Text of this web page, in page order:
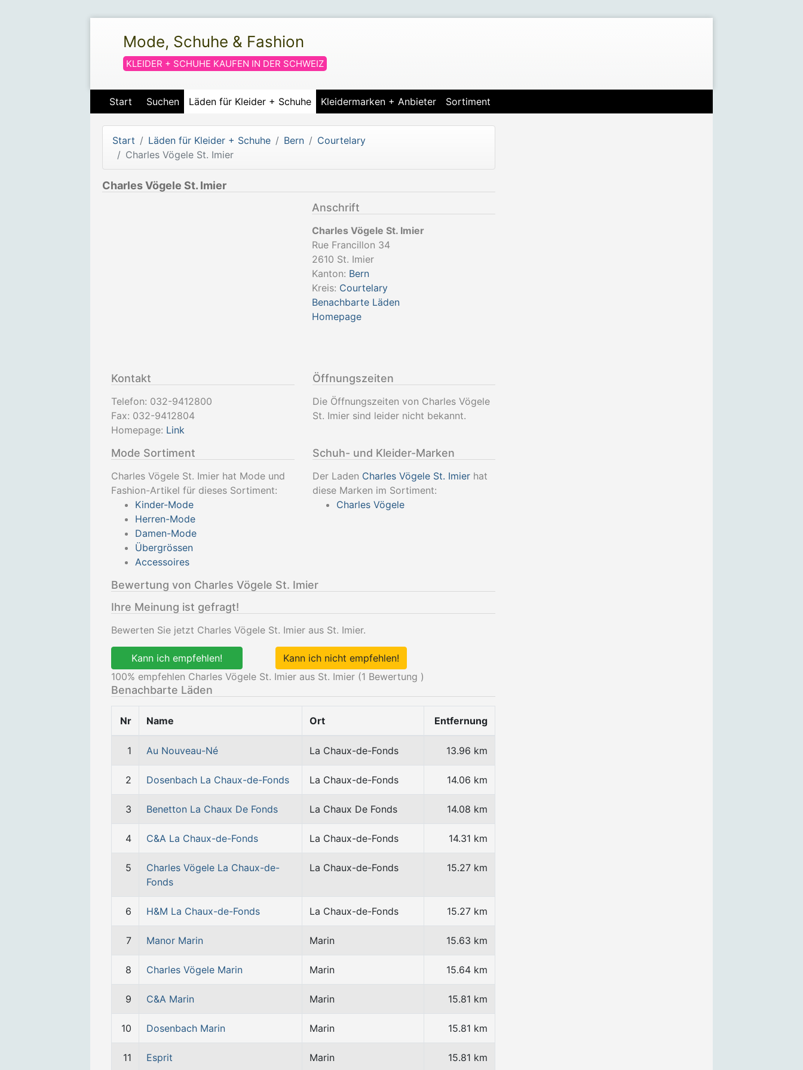
Mode, Schuhe & Fashion
KLEIDER + SCHUHE KAUFEN IN DER SCHWEIZ
Start Suchen Läden für Kleider + Schuhe Kleidermarken + Anbieter Sortiment
Start Läden für Kleider + Schuhe Bern
Courtelary
Charles Vögele St. Imier
Charles Vögele St. Imier
Anschrift
Charles Vögele St. Imier
Rue Francillon 34
2610 St. Imier
Kanton: Bern
Kreis: Courtelary
Benachbarte Läden
Homepage
Kontakt
Telefon: 032-9412800
Fax: 032-9412804
Homepage: Link
Öffnungszeiten
Die Öffnungszeiten von Charles Vögele
St. Imier sind leider nicht bekannt.
Mode Sortiment
Charles Vögele St. Imier hat Mode und
Fashion-Artikel für dieses Sortiment:
Kinder-Mode
Herren-Mode
Damen-Mode
Übergrössen
Accessoires
Schuh- und Kleider-Marken
Der Laden Charles Vögele St. Imierhat
diese Marken im Sortiment:
Charles Vögele
Bewertung von Charles Vögele St. Imier
Ihre Meinung ist gefragt!
Bewerten Sie jetzt Charles Vögele St. Imier aus St. Imier.
Kann ich empfehlen!
Kann ich nicht empfehlen!
100% empfehlen Charles Vögele St. Imier aus St. Imier (1 Bewertung )
Benachbarte Läden
Nr Name Ort Entfernung
1 Au Nouveau-Né La Chaux-de-Fonds 13.96 km
2 Dosenbach La Chaux-de-Fonds La Chaux-de-Fonds 14.06 km
3 Benetton La Chaux De Fonds La Chaux De Fonds 14.08 km
4 C&A La Chaux-de-Fonds La Chaux-de-Fonds 14.31 km
5
Charles Vögele La Chaux-de-
Fonds
La Chaux-de-Fonds 15.27 km
6 H&M La Chaux-de-Fonds La Chaux-de-Fonds 15.27 km
7 Manor Marin Marin 15.63 km
8 Charles Vögele Marin Marin 15.64 km
9 C&A Marin Marin 15.81 km
10 Dosenbach Marin Marin 15.81 km
11 Esprit Marin 15.81 km